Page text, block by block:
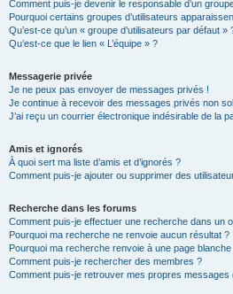
Comment puis-je devenir le responsable d’un
Pourquoi certains groupes d’utilisateurs
Qu’est-ce qu’un « groupe d’utilisateurs par défaut »
Qu’est-ce que le lien « L’équipe » ?
Messagerie privée
Je ne peux pas envoyer de messages privés !
Je continue à recevoir des messages privés non
J’ai reçu un courrier électronique indésirable de la
Amis et ignorés
À quoi sert ma liste d’amis et d’ignorés ?
Comment puis-je ajouter ou supprimer des
Recherche dans les forums
Comment puis-je effectuer une recherche dans un
Pourquoi ma recherche ne renvoie aucun résultat ?
Pourquoi ma recherche renvoie à une page blanche
Comment puis-je rechercher des membres ?
Comment puis-je retrouver mes propres messages